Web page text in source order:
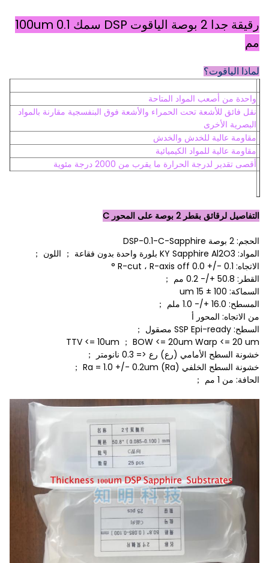
رقيقة جدا 2 بوصة الياقوت DSP سمك 100um 0.1
مم
لماذا الياقوت؟
واحدة من أصعب المواد المتاحة
نقل فائق للأشعة تحت الحمراء والأشعة فوق البنفسجية مقارنة بالمواد
البصرية الأخرى
مقاومة عالية للخدش والخدش
مقاومة عالية للمواد الكيميائية
أقصى تقدير لدرجة الحرارة ما يقرب من 2000 درجة مئوية
التفاصيل لرقائق بقطر 2 بوصة على المحور C
الحجم: 2 بوصة DSP-0.1-C-Sapphire
المواد: KY Sapphire Al2O3 بلورة واحدة بدون فقاعة ； اللون ；
الاتجاه: R-cut ، R-axis off 0.0 +/- 0.1 °
القطر: 50.8 +/- 0.2 مم ；
السماكة: 100 ± 15 um
المسطح: 16.0 +/- 1.0 ملم ；
من الاتجاه: المحور أ
السطح: SSP Epi-ready مصقول ；
TTV <= 10um ； BOW <= 20um Warp <= 20 um
خشونة السطح الأمامي (رع) رع <= 0.3 نانومتر ；
خشونة السطح الخلفي (Ra) Ra = 1.0 +/- 0.2um ；
الحافة: من 1 مم ；